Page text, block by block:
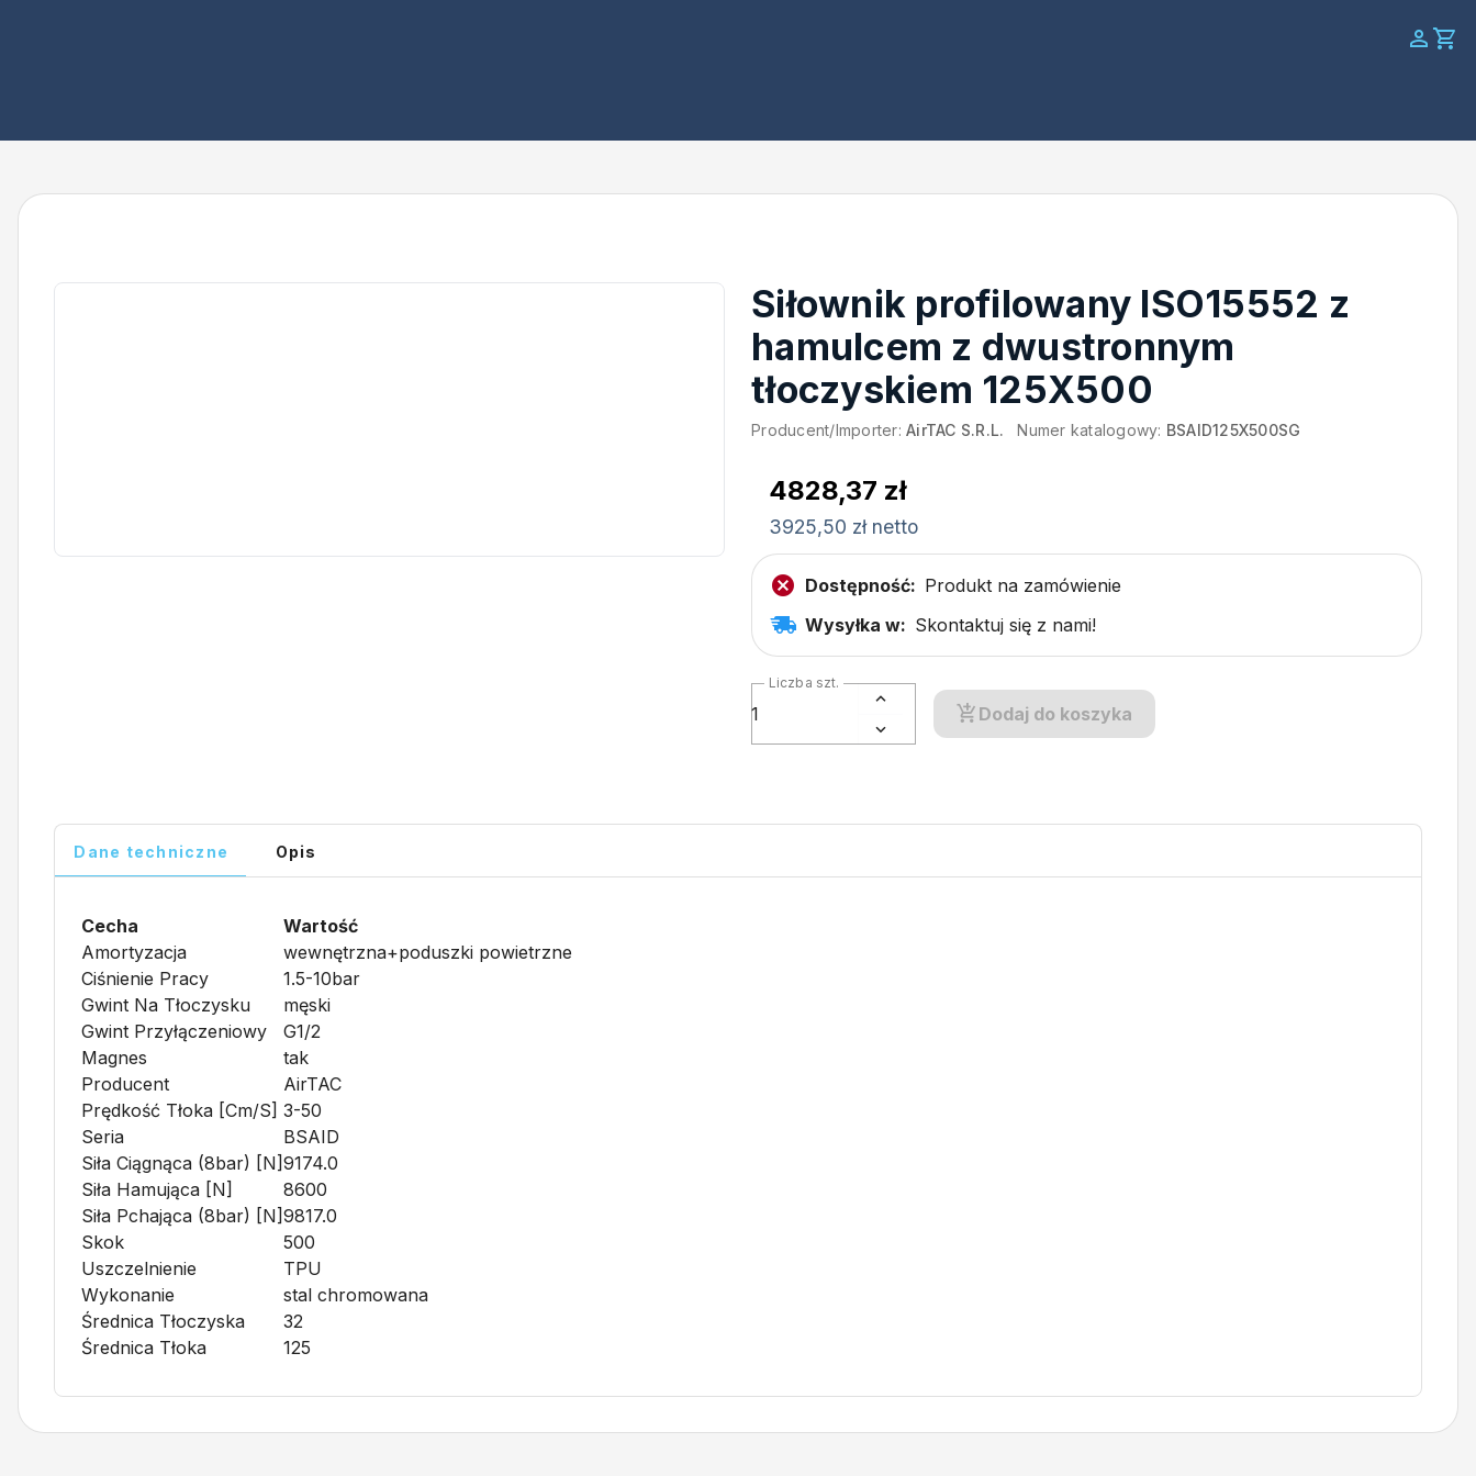
Siłownik profilowany ISO15552 z
hamulcem z dwustronnym
tłoczyskiem 125X500
Producent/Importer: AirTAC S.R.L. Numer katalogowy: BSAID125X500SG
4828,37 zł
3925,50 zł netto
Dostępność: Produkt na zamówienie
Wysyłka w: Skontaktuj się z nami!
Liczba szt.
Dodaj do koszyka
Dane techniczne Opis
Cecha
Wartość
Amortyzacja
wewnętrzna+poduszki powietrzne
Ciśnienie Pracy
1.5-10bar
Gwint Na Tłoczysku
męski
Gwint Przyłączeniowy
G1/2
Magnes
tak
Producent
AirTAC
Prędkość Tłoka [cm/s] 3-50
Seria
BSAID
Siła Ciągnąca (8bar) [N]9174.0
Siła Hamująca [N]
8600
Siła Pchająca (8bar) [N]9817.0
Skok
500
Uszczelnienie
TPU
Wykonanie
stal chromowana
Średnica Tłoczyska
32
Średnica Tłoka
125